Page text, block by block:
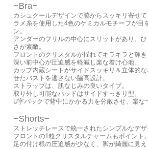
−Bra−
カシュクールデザインで脇からスッキリ寄せて
ラメ糸を使用した4色のケミカルモチーフが目
ン。
アンダーのフリルの中心にスリットがあり、
さが素敵。
フロントのクリスタルが揺れてキラキラと輝き
深い前中心が圧迫感を軽減し楽な着け心地。
カップ内蔵シートがサイドスッキリ＆立体的
せたバストを逃さない脇高設計。
ストラップは、肌なじみの良いタイプ。
取り外し可能なパッドはサイドすっきり型。
U字バックで背中にかかる力を分散させ、楽な
−Shorts−
ストレッチレースで統一されたシンプルなデザ
フロントの1粒クリスタルチャームもポイント。
足の付け根の圧迫感が少なく、脚が綺麗に見え